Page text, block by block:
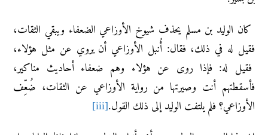
كان الوليد بن مسلم يحذف شيوخ الأوزاعي الضعفاء ويبقي الثقات،
فقيل له في ذلك، فقال: أُنبل الأوزاعي أن يروي عن مثل هؤلاء،
فقيل له: فإذا روى عن هؤلاء وهم ضعفاء أحاديث مناكير،
فأسقطتهم أنت وصيرتها من رواية الأوزاعي عن الثقات، ضُعِّف
الأوزاعي؟ فلم يلتفت الوليد إلى ذلك القول.[iii]